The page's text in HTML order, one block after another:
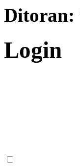
Ditoran:
Login